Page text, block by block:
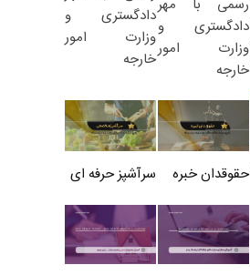
رسمی با مهر
دادگستری و
وزارت امور
خارجه
دادگستری و
وزارت امور
خارجه
حقوقدان خبره سرآشپز حرفه ای